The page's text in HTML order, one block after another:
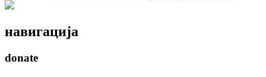
навигација
donate